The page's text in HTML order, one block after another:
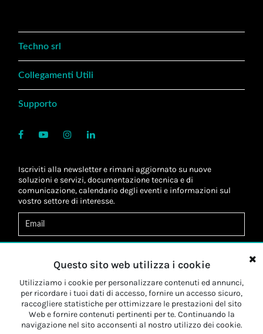
Techno srl
Collegamenti Utili
Supporto
Iscriviti alla newsletter e rimani aggiornato su nuove
soluzioni e servizi, documentazione tecnica e di
comunicazione, calendario degli eventi e informazioni sul
vostro settore di interesse.
Letta l'informativa, autorizzo altrattamento dei miei dati
personali*
Letta l'informativa, autorizzo al trattamento dei miei dati
personali a fini dimarketing*
Iscriviti
Questo sito web utilizza i cookie
Utilizziamo i cookie per personalizzare contenuti ed annunci,
per ricordare i tuoi dati di accesso, fornire un accesso sicuro,
raccogliere statistiche per ottimizzare le prestazioni del sito
Web e fornire contenuti pertinenti per te. Continuando la
navigazione nel sito acconsenti al nostro utilizzo dei cookie.